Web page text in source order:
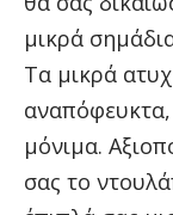
μικρά
Τα μικρά
αναπόφευκτα,
μόνιμα.
σας το